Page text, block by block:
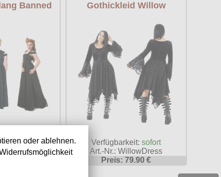
Banned
sofort
Gothickleid Willow
Verfügbarkeit:sofort
Art.-Nr.: WillowDress
Preis: 79.90 €
oder ablehnen.